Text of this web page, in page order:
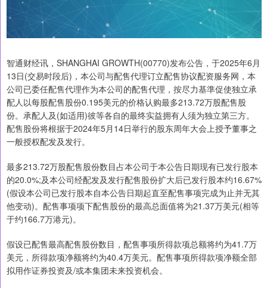
智通财经讯，SHANGHAI GROWTH(00770)发布公告，于2025年6月
13日(交易时段后)，本公司与配售代理订立配售协议配资服务网，本
公司已委任配售代理作为本公司的配售代理，按尽力基準促使独立承
配人以每股配售股份0.195美元的价格认购最多213.72万股配售股
份。承配人及(如适用)彼等各自的最终实益拥有人须为独立第三方。
配售股份将根据于2024年5月14日举行的股东周年大会上授予董事之
一般授权配发及发行。
最多213.72万股配售股份数目占本公司于本公告日期现有已发行股本
的20.0%;及本公司经配发及发行配售股份扩大后已发行股本约16.67%
(假设本公司已发行股本自本公告日期起直至配售事项完成为止并无其
他变动)。配售事项项下配售股份的最高总面值将为21.37万美元(相等
于约166.7万港元)。
假设已配售最高配售股份数目，配售事项所得款项总额将约为41.7万
美元，所得款项净额将约为40.4万美元。配售事项所得款项净额全部
拟用作证券投资及/或本集团未来投资机会。